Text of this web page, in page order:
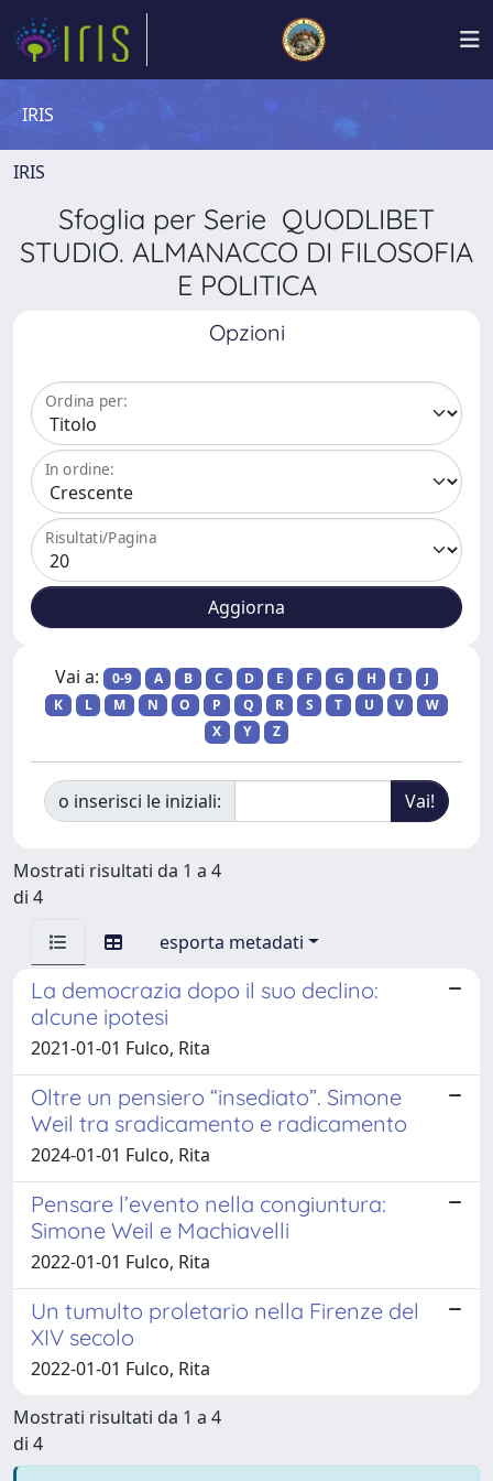
IRIS
IRIS
Sfoglia per Serie QUODLIBET
STUDIO. ALMANACCO DI FILOSOFIA
E POLITICA
Opzioni
Ordina per:
In ordine:
Risultati/Pagina
Vai a: 0-9 A B C D E F G H I
J
K
L M N O P Q R S T U V
W
X
Y Z
o inserisci le iniziali:
Mostrati risultati da 1 a 4
di 4
esporta metadati
La democrazia dopo il suo declino:
alcune ipotesi
2021-01-01 Fulco, Rita
Oltre un pensiero “insediato”. Simone
Weil tra sradicamento e radicamento
2024-01-01 Fulco, Rita
Pensare l’evento nella congiuntura:
Simone Weil e Machiavelli
2022-01-01 Fulco, Rita
Un tumulto proletario nella Firenze del
XIV secolo
2022-01-01 Fulco, Rita
Mostrati risultati da 1 a 4
di 4